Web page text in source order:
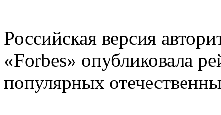
Российская версия
«Forbes» опубликовала
популярных